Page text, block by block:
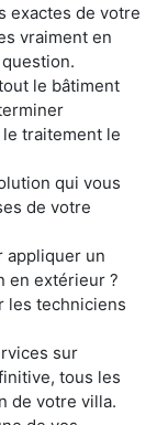
exactes de votre
vraiment en
le bâtiment
traitement le
qui vous
de votre
appliquer un
en extérieur ?
les techniciens
sur
tous les
de votre villa.